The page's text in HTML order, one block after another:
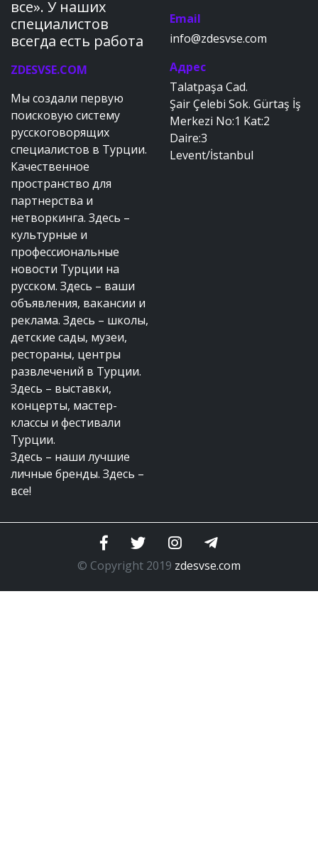
все». У наших
специалистов
всегда есть работа
ZDESVSE.COM
Мы создали первую
поисковую систему
русскоговорящих
специалистов в Турции.
Качественное
пространство для
партнерства и
нетворкинга. Здесь –
культурные и
профессиональные
новости Турции на
русском. Здесь – ваши
объявления, вакансии и
реклама. Здесь – школы,
детские сады, музеи,
рестораны, центры
развлечений в Турции.
Здесь – выставки,
концерты, мастер-
классы и фестивали
Турции.
Здесь – наши лучшие
личные бренды. Здесь –
все!
Email
info@zdesvse.com
Адрес
Talatpaşa Cad.
Şair Çelebi Sok. Gürtaş İş
Merkezi No:1 Kat:2
Daire:3
Levent/İstanbul
© Copyright 2019 zdesvse.com